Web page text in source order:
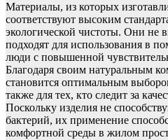
Материалы, из которых
соответствуют высоким
экологической чистоты. Они не
подходят для использования в
люди с повышенной
Благодаря своим натуральным
становится оптимальным
также для тех, кто следит за
Поскольку изделия не
бактерий, их применение
комфортной среды в жилом